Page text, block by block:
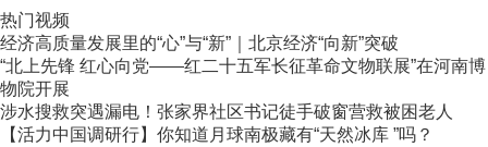
热门视频
经济高质量发展里的“心”与“新”｜北京经济“向新”突破
“北上先锋 红心向党——红二十五军长征革命文物联展”在河南博
物院开展
涉水搜救突遇漏电！张家界社区书记徒手破窗营救被困老人
【活力中国调研行】你知道月球南极藏有“天然冰库 ”吗？